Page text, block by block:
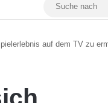
YouTubeMastodon
auf dem TV zu